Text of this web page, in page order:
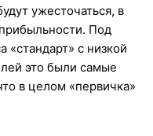
ужесточаться, в
Под
«стандарт» с низкой
это были самые
в целом «первичка»